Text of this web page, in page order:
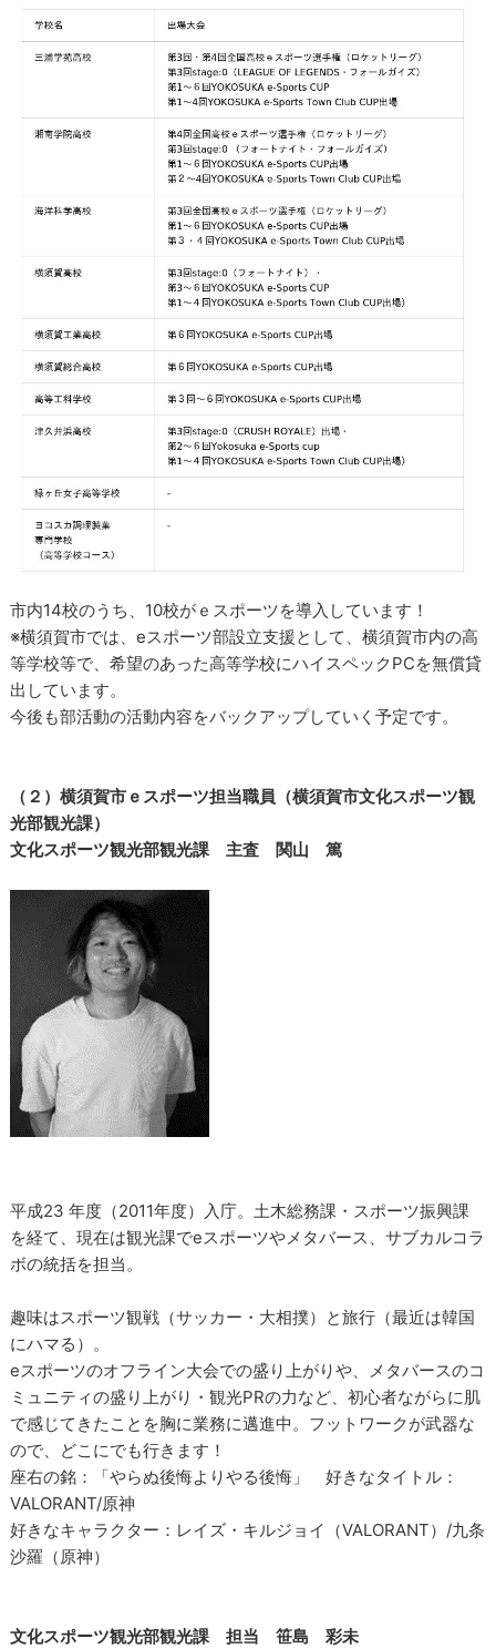
市内14校のうち、10校がｅスポーツを導入しています！
※横須賀市では、eスポーツ部設立支援として、横須賀市内の高
等学校等で、希望のあった高等学校にハイスペックPCを無償貸
出しています。
今後も部活動の活動内容をバックアップしていく予定です。
（２）横須賀市ｅスポーツ担当職員（横須賀市文化スポーツ観
光部観光課）
文化スポーツ観光部観光課 主査 関山 篤
平成23 年度（2011年度）入庁。土木総務課・スポーツ振興課
を経て、現在は観光課でeスポーツやメタバース、サブカルコラ
ボの統括を担当。
趣味はスポーツ観戦（サッカー・大相撲）と旅行（最近は韓国
にハマる）。
eスポーツのオフライン大会での盛り上がりや、メタバースのコ
ミュニティの盛り上がり・観光PRの力など、初心者ながらに肌
で感じてきたことを胸に業務に邁進中。フットワークが武器な
ので、どこにでも行きます！
座右の銘：「やらぬ後悔よりやる後悔」 好きなタイトル：
VALORANT/原神
好きなキャラクター：レイズ・キルジョイ（VALORANT）/九条
沙羅（原神）
文化スポーツ観光部観光課 担当 笹島 彩未